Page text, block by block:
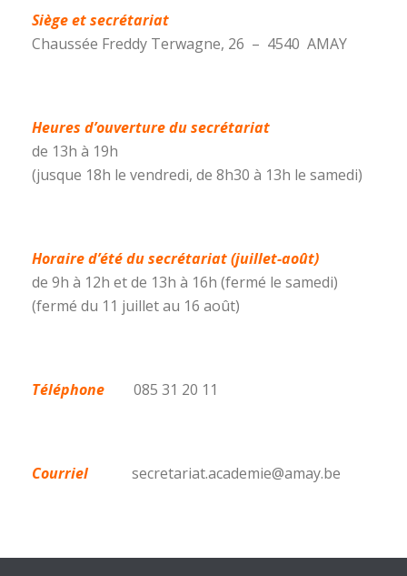
Siège et secrétariat
Chaussée Freddy Terwagne, 26 – 4540 AMAY
Heures d’ouverture du secrétariat
de 13h à 19h
(jusque 18h le vendredi, de 8h30 à 13h le samedi)
Horaire d’été du secrétariat (juillet-août)
de 9h à 12h et de 13h à 16h (fermé le samedi)
(fermé du 11 juillet au 16 août)
Téléphone 085 31 20 11
Courriel secretariat.academie@amay.be